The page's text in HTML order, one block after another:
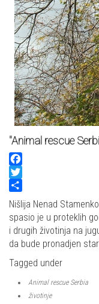
"Animal rescue
Facebook
Twitter
Share
Nišlija Nenad
spasio je u proteklih
i drugih životinja na
da bude pronadjen
Tagged under
Animal rescue Serbia
životinje